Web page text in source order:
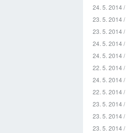
24. 5. 2014 /
23. 5. 2014 /
23. 5. 2014 /
24. 5. 2014 /
24. 5. 2014 /
22. 5. 2014 /
24. 5. 2014 /
22. 5. 2014 /
23. 5. 2014 /
23. 5. 2014 /
23. 5. 2014 /